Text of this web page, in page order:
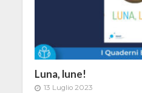
Luna, lune!
13 Luglio 2023